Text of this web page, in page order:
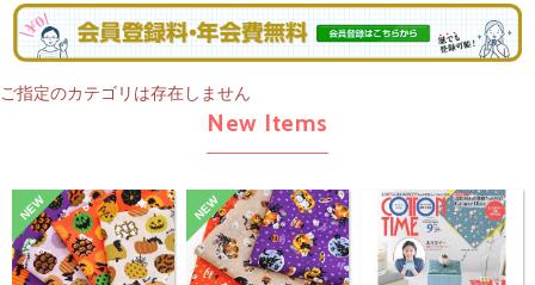
ご指定のカテゴリは存在しません
New Items
NEW NEW